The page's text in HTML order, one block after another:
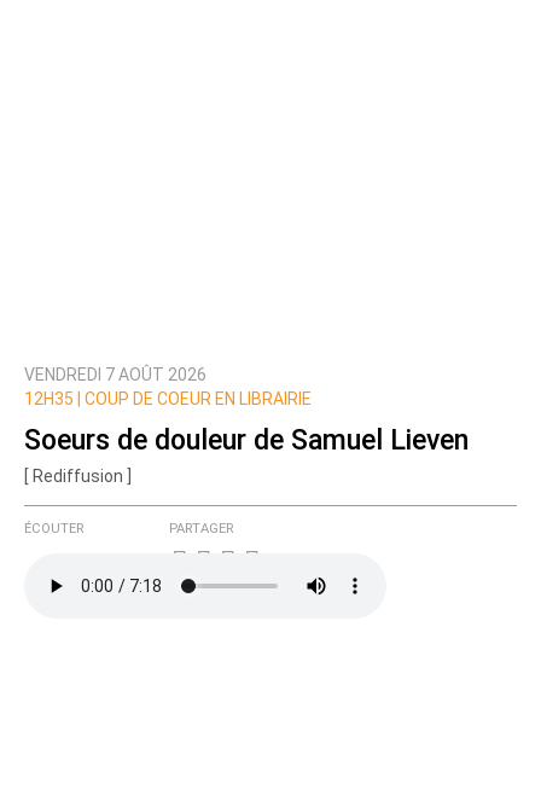
Prévenez-moi de tous les nouveaux commentaires
VENDREDI 7 AOÛT 2026
12H35 |
COUP DE COEUR EN LIBRAIRIE
Soeurs de douleur de Samuel Lieven
[ Rediffusion ]
ÉCOUTER PARTAGER